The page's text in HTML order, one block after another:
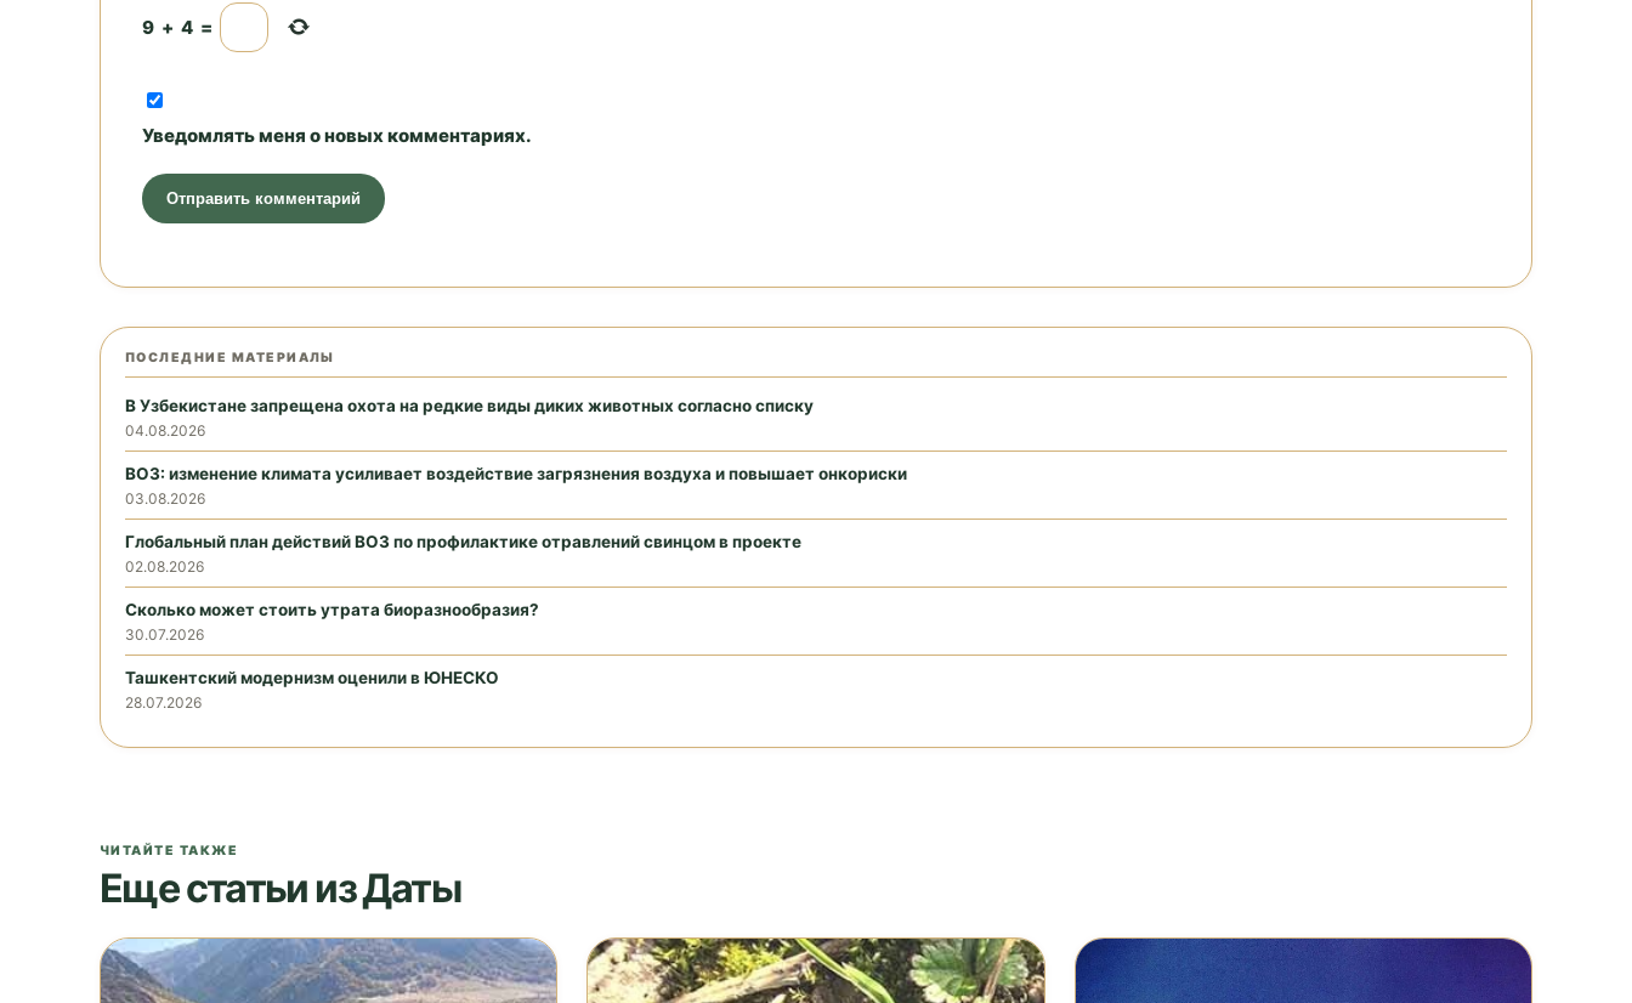
9 + 4 =
Уведомлять меня о новых комментариях.
ПОСЛЕДНИЕ МАТЕРИАЛЫ
В Узбекистане запрещена охота на редкие виды диких животных согласно списку
04.08.2026
ВОЗ: изменение климата усиливает воздействие загрязнения воздуха и повышает онкориски
03.08.2026
Глобальный план действий ВОЗ по профилактике отравлений свинцом в проекте
02.08.2026
Сколько может стоить утрата биоразнообразия?
30.07.2026
Ташкентский модернизм оценили в ЮНЕСКО
28.07.2026
ЧИТАЙТЕ ТАКЖЕ
Еще статьи из Даты